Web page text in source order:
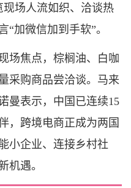
场人流如织、洽谈热
“加微信加到手软”。
场焦点，棕榈油、白咖
采购商品尝洽谈。马来
曼表示，中国已连续15
，跨境电商正成为两国
小企业、连接乡村社
机遇。